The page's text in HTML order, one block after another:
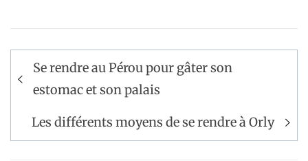
Navigation
de
Se rendre au Pérou pour gâter son
estomac et son palais
Les différents moyens de se rendre à Orly